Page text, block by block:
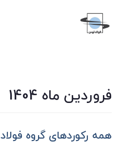
فروردین ماه 1404
همه رکوردهای گروه